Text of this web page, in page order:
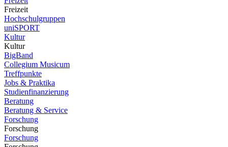
Freizeit
Hochschulgruppen
uniSPORT
Kultur
Kultur
BigBand
Collegium Musicum
Treffpunkte
Jobs & Praktika
Studienfinanzierung
Beratung
Beratung & Service
Forschung
Forschung
Forschung